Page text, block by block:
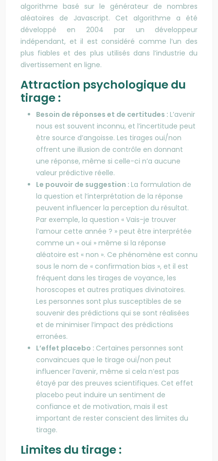
algorithme basé sur le générateur de nombres
aléatoires de Javascript. Cet algorithme a été
développé en 2004 par un développeur
indépendant, et il est considéré comme l’un des
plus fiables et des plus utilisés dans l’industrie du
divertissement en ligne.
Attraction psychologique du
tirage :
Besoin de réponses et de certitudes : L’avenir
nous est souvent inconnu, et l’incertitude peut
être source d’angoisse. Les tirages oui/non
offrent une illusion de contrôle en donnant
une réponse, même si celle-ci n’a aucune
valeur prédictive réelle.
Le pouvoir de suggestion : La formulation de
la question et l’interprétation de la réponse
peuvent influencer la perception du résultat.
Par exemple, la question « Vais-je trouver
l’amour cette année ? » peut être interprétée
comme un « oui » même si la réponse
aléatoire est « non ». Ce phénomène est connu
sous le nom de « confirmation bias », et il est
fréquent dans les tirages de voyance, les
horoscopes et autres pratiques divinatoires.
Les personnes sont plus susceptibles de se
souvenir des prédictions qui se sont réalisées
et de minimiser l’impact des prédictions
erronées.
L’effet placebo : Certaines personnes sont
convaincues que le tirage oui/non peut
influencer l’avenir, même si cela n’est pas
étayé par des preuves scientifiques. Cet effet
placebo peut induire un sentiment de
confiance et de motivation, mais il est
important de rester conscient des limites du
tirage.
Limites du tirage :